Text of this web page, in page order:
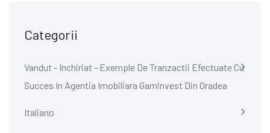
Categorii
Vandut - Inchiriat - Exemple De Tranzactii Efectuate Cu
Succes In Agentia Imobiliara Gaminvest Din Oradea
Italiano